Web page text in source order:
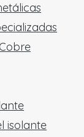
isolante